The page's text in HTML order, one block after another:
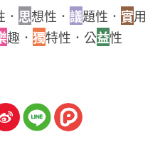
思想性． 議題性． 實用
趣． 獨特性．公益性